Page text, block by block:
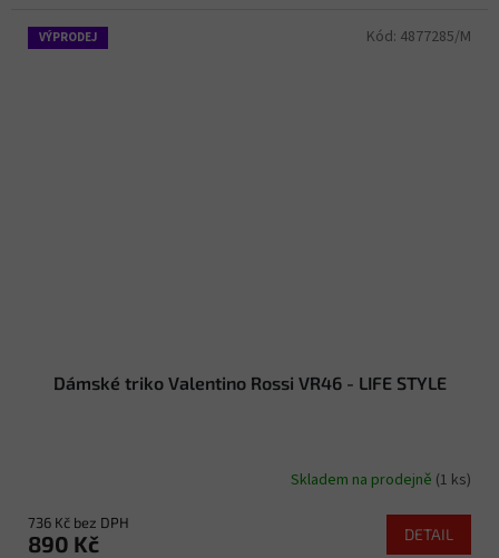
VÝPRODEJ
Dámské triko Valentino Rossi VR46 - LIFE STYLE
Skladem na prodejně (1 ks)
736 Kč bez DPH
890 Kč DETAIL
Kód: 4877285/M